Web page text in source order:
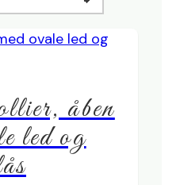
åben
led og